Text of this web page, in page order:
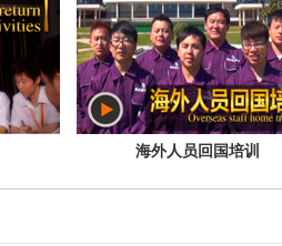
海外人员回国培训